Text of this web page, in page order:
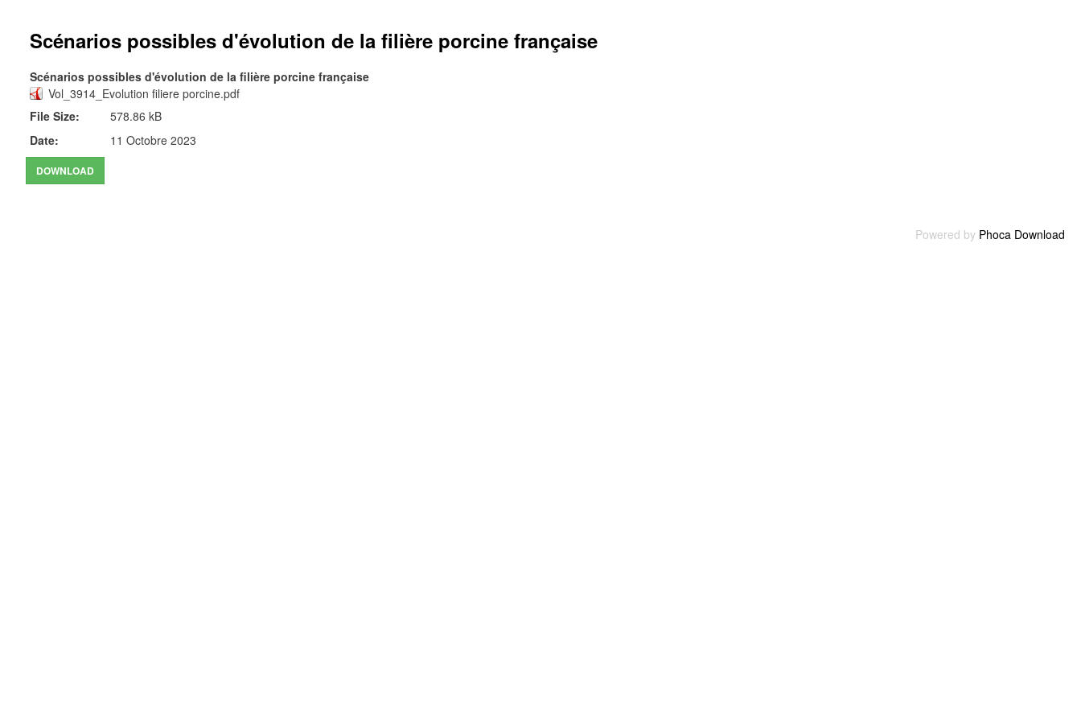
Scénarios possibles d'évolution de la filière porcine française
Scénarios possibles d'évolution de la filière porcine française
Vol_3914_Evolution filiere porcine.pdf
File Size:
578.86 kB
Date:
11 Octobre 2023
Powered by Phoca Download